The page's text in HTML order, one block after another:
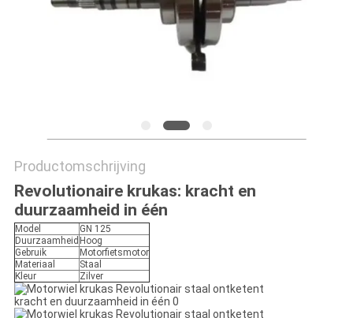
Productomschrijving
Revolutionaire krukas: kracht en
duurzaamheid in één
Model
GN 125
Duurzaamheid Hoog
Gebruik
Motorfietsmotor
Materiaal
Staal
Kleur
Zilver